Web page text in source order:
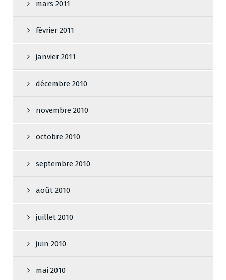
mars 2011
février 2011
janvier 2011
décembre 2010
novembre 2010
octobre 2010
septembre 2010
août 2010
juillet 2010
juin 2010
mai 2010